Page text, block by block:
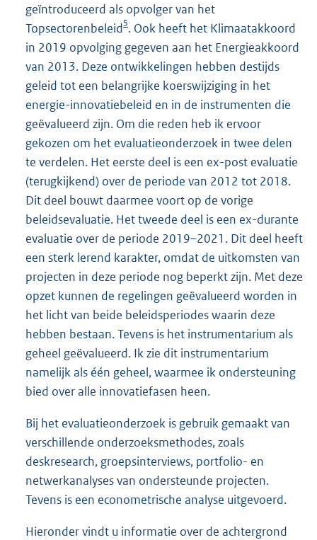
geïntroduceerd als opvolger van het
Topsectorenbeleid5. Ook heeft het Klimaatakkoord
in 2019 opvolging gegeven aan het Energieakkoord
van 2013. Deze ontwikkelingen hebben destijds
geleid tot een belangrijke koerswijziging in het
energie-innovatiebeleid en in de instrumenten die
geëvalueerd zijn. Om die reden heb ik ervoor
gekozen om het evaluatieonderzoek in twee delen
te verdelen. Het eerste deel is een ex-post evaluatie
(terugkijkend) over de periode van 2012 tot 2018.
Dit deel bouwt daarmee voort op de vorige
beleidsevaluatie. Het tweede deel is een ex-durante
evaluatie over de periode 2019–2021. Dit deel heeft
een sterk lerend karakter, omdat de uitkomsten van
projecten in deze periode nog beperkt zijn. Met deze
opzet kunnen de regelingen geëvalueerd worden in
het licht van beide beleidsperiodes waarin deze
hebben bestaan. Tevens is het instrumentarium als
geheel geëvalueerd. Ik zie dit instrumentarium
namelijk als één geheel, waarmee ik ondersteuning
bied over alle innovatiefasen heen.
Bij het evaluatieonderzoek is gebruik gemaakt van
verschillende onderzoeksmethodes, zoals
deskresearch, groepsinterviews, portfolio- en
netwerkanalyses van ondersteunde projecten.
Tevens is een econometrische analyse uitgevoerd.
Hieronder vindt u informatie over de achtergrond